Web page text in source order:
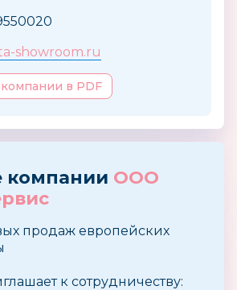
showroom.ru
компании в PDF
компании ООО
продаж европейских
к сотрудничеству: